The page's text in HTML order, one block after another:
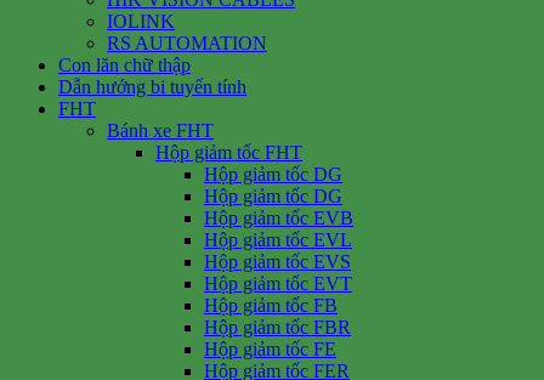
IOLINK
RS AUTOMATION
Con lăn chữ thập
Dẫn hướng bi tuyến tính
FHT
Bánh xe FHT
Hộp giảm tốc FHT
Hộp giảm tốc DG
Hộp giảm tốc DG
Hộp giảm tốc EVB
Hộp giảm tốc EVL
Hộp giảm tốc EVS
Hộp giảm tốc EVT
Hộp giảm tốc FB
Hộp giảm tốc FBR
Hộp giảm tốc FE
Hộp giảm tốc FER